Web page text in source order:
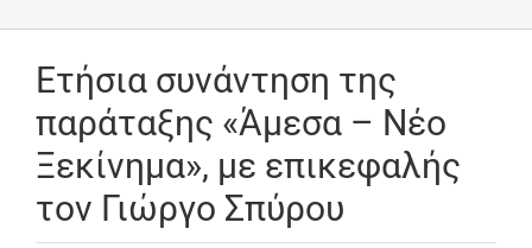
Ετήσια συνάντηση της
παράταξης «Άμεσα – Νέο
Ξεκίνημα», με επικεφαλής
τον Γιώργο Σπύρου